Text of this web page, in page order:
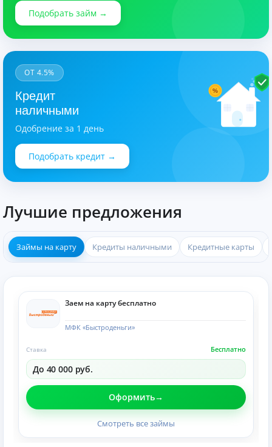
Подобрать займ →
%
ОТ 4.5%
Кредит
наличными
Одобрение за 1 день
Подобрать кредит →
Лучшие предложения
Займы на карту Кредиты наличными Кредитные карты
Заем на карту бесплатно
МФК «Быстроденьги»
Бесплатно
Ставка
До 40 000 руб.
Оформить
Смотреть все займы